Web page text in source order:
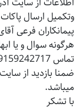
پیمانکاران فرعی
هرگونه سوال و یا
تماس 09159242717 آقای مهندس غازی تماس حاصل نمایید .
میباشد.
با تشکر